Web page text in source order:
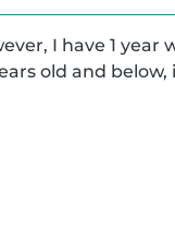
I have 1 year
old and